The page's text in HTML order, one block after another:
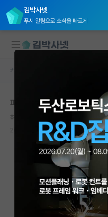
김박사넷
푸시 알림으로 소식을 빠르게
국내대학원 정보
연구실&오픈랩
커뮤니티
커뮤니티 홈
전체글보기
베스트 게시판
커뮤니티 홈
파트타임박사에 대해 아시는
허기진 존 폰 노이만
1 3831